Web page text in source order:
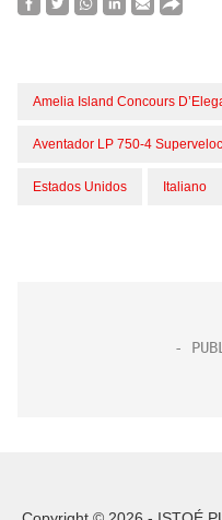
Amelia Island Concours
Aventador LP 750-4
Estados Unidos Italiano